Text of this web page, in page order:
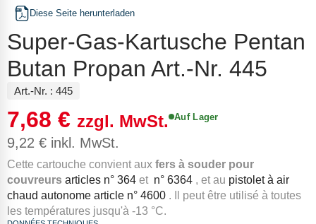
Diese Seite herunterladen
Super-Gas-Kartusche Pentan
Butan Propan Art.-Nr. 445
Art.-Nr. : 445
7,68 € zzgl. MwSt.
9,22 € inkl. MwSt.
Auf Lager
Cette cartouche convient aux fers à souder pour
couvreurs articles n° 364 et n° 6364 , et au pistolet à air
chaud autonome article n° 4600 .
Il peut être utilisé à toutes
les températures jusqu'à -13 °C.